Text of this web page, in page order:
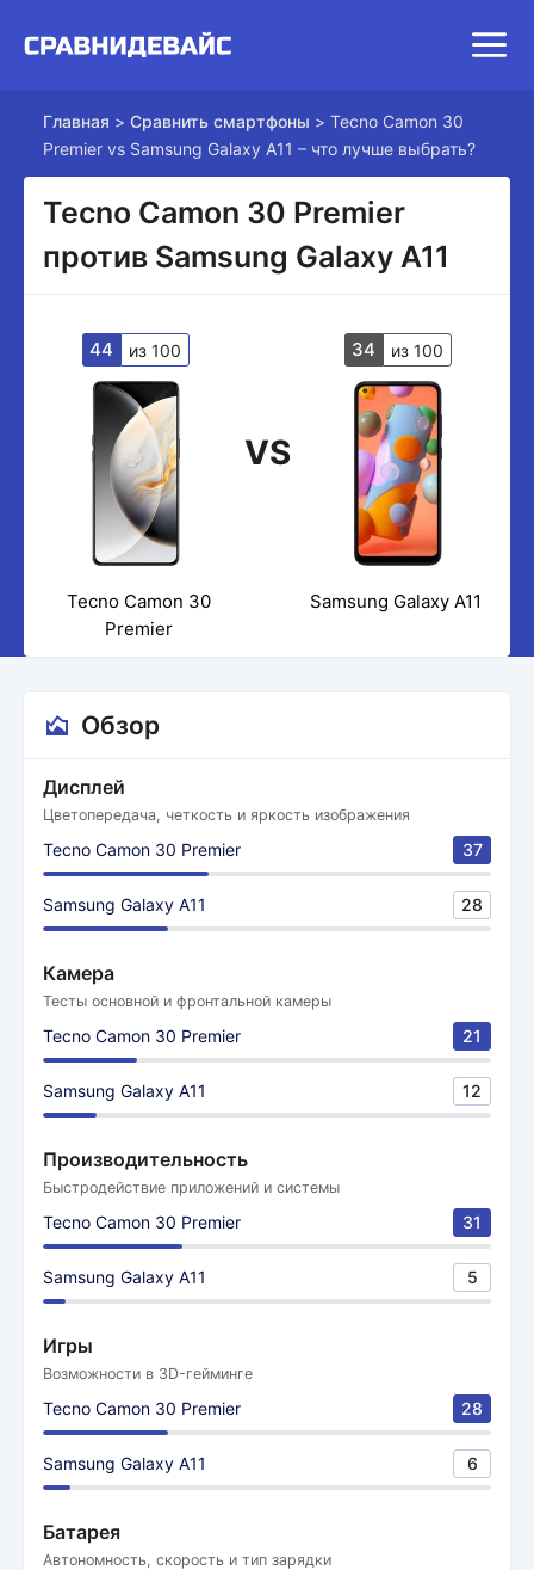
Главная > Сравнить смартфоны > Tecno Camon 30
Premier vs Samsung Galaxy A11 – что лучше выбрать?
Tecno Camon 30 Premier
против Samsung Galaxy A11
44 из 100
VS
34 из 100
Tecno Camon 30
Premier
Samsung Galaxy A11
Обзор
Дисплей
Цветопередача, четкость и яркость изображения
Tecno Camon 30 Premier 37
Samsung Galaxy A11 28
Камера
Тесты основной и фронтальной камеры
Tecno Camon 30 Premier 21
Samsung Galaxy A11 12
Производительность
Быстродействие приложений и системы
Tecno Camon 30 Premier 31
Samsung Galaxy A11 5
Игры
Возможности в 3D-гейминге
Tecno Camon 30 Premier 28
Samsung Galaxy A11 6
Батарея
Автономность, скорость и тип зарядки